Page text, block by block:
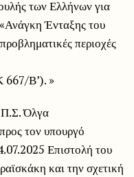
των Ελλήνων για
Ένταξης του
περιοχές
Β’). »
Όλγα
τον υπουργό
Επιστολή του
και την σχετική